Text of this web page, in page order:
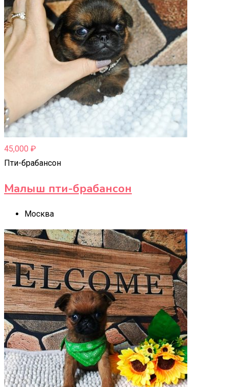
45,000 ₽
Пти-брабансон
Малыш пти-брабансон
Москва